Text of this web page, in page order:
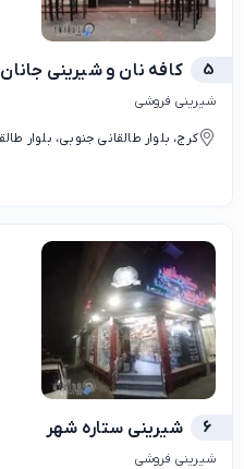
5 کافه نان و شیرینی جانان
شیرینی فروشی
کرج، بلوار طالقانی جنوبی، بلوار
6 شیرینی ستاره شهر
شیرینی فروشی